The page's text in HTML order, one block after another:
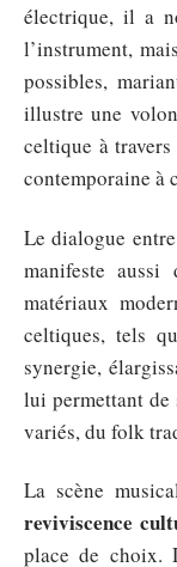
électrique, il a
l’instrument,
possibles,
illustre une
celtique à
contemporaine à
Le dialogue
manifeste
matériaux
celtiques, tels
synergie,
lui permettant de
variés, du folk
La scène
reviviscence
place de choix.